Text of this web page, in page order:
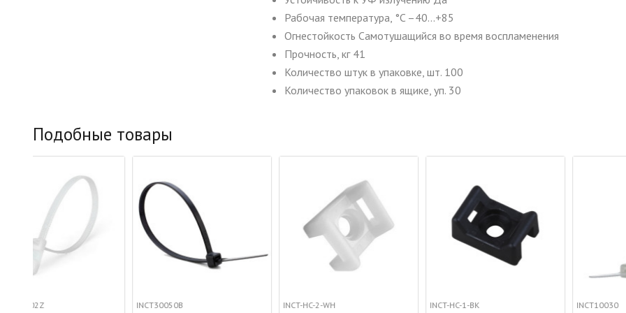
Рабочая температура, °C –40…+85
Огнестойкость Самотушащийся во время воспламенения
Прочность, кг 41
Количество штук в упаковке, шт. 100
Количество упаковок в ящике, уп. 30
Подобные товары